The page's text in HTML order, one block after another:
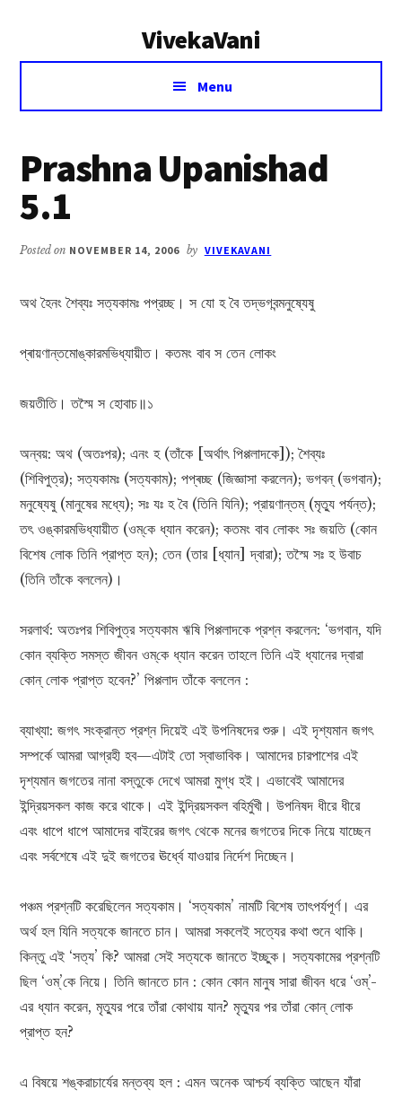
VivekaVani
Voice
Vivekananda
Menu
Prashna Upanishad
5.1
Posted on NOVEMBER 14, 2006 by VIVEKAVANI
অথ হৈনং শৈব্যঃ সত্যকামঃ পপ্রচ্ছ। স যো হ বৈ তদ্ভগবন্মনুষ্যেষু
প্ৰায়ণান্তমোঙ্কারমভিধ্যায়ীত। কতমং বাব স তেন লোকং
জয়তীতি। তস্মৈ স হোবাচ॥১
অন্বয়: অথ (অতঃপর); এনং হ (তাঁকে [অর্থাৎ পিপ্পলাদকে]); শৈব্যঃ
(শিবিপুত্র); সত্যকামঃ (সত্যকাম); পপ্ৰচ্ছ (জিজ্ঞাসা করলেন); ভগবন্ (ভগবান);
মনুষ্যেষু (মানুষের মধ্যে); সঃ যঃ হ বৈ (তিনি যিনি); প্রায়ণান্তম্ (মৃত্যু পর্যন্ত);
তৎ ওঙ্কারমভিধ্যায়ীত (ওম্‌কে ধ্যান করেন); কতমং বাব লোকং সঃ জয়তি (কোন
বিশেষ লোক তিনি প্রাপ্ত হন); তেন (তার [ধ্যান] দ্বারা); তস্মৈ সঃ হ উবাচ
(তিনি তাঁকে বললেন)।
সরলার্থ: অতঃপর শিবিপুত্র সত্যকাম ঋষি পিপ্পলাদকে প্রশ্ন করলেন: ‘ভগবান, যদি
কোন ব্যক্তি সমস্ত জীবন ওম্‌কে ধ্যান করেন তাহলে তিনি এই ধ্যানের দ্বারা
কোন্‌ লোক প্রাপ্ত হবেন?’ পিপ্পলাদ তাঁকে বললেন :
ব্যাখ্যা: জগৎ সংক্রান্ত প্রশ্ন দিয়েই এই উপনিষদের শুরু। এই দৃশ্যমান জগৎ
সম্পর্কে আমরা আগ্রহী হব—এটাই তো স্বাভাবিক। আমাদের চারপাশের এই
দৃশ্যমান জগতের নানা বস্তুকে দেখে আমরা মুগ্ধ হই। এভাবেই আমাদের
ইন্দ্রিয়সকল কাজ করে থাকে। এই ইন্দ্রিয়সকল বহির্মুখী। উপনিষদ ধীরে ধীরে
এবং ধাপে ধাপে আমাদের বাইরের জগৎ থেকে মনের জগতের দিকে নিয়ে যাচ্ছেন
এবং সর্বশেষে এই দুই জগতের ঊর্ধ্বে যাওয়ার নির্দেশ দিচ্ছেন।
পঞ্চম প্রশ্নটি করেছিলেন সত্যকাম। ‘সত্যকাম’ নামটি বিশেষ তাৎপর্যপূর্ণ। এর
অর্থ হল যিনি সত্যকে জানতে চান। আমরা সকলেই সত্যের কথা শুনে থাকি।
কিন্তু এই ‘সত্য’ কি? আমরা সেই সত্যকে জানতে ইচ্ছুক। সত্যকামের প্রশ্নটি
ছিল ‘ওম্‌’কে নিয়ে। তিনি জানতে চান : কোন কোন মানুষ সারা জীবন ধরে ‘ওম্‌’-
এর ধ্যান করেন, মৃত্যুর পরে তাঁরা কোথায় যান? মৃত্যুর পর তাঁরা কোন্ লোক
প্রাপ্ত হন?
এ বিষয়ে শঙ্করাচার্যের মন্তব্য হল : এমন অনেক আশ্চর্য ব্যক্তি আছেন যাঁরা